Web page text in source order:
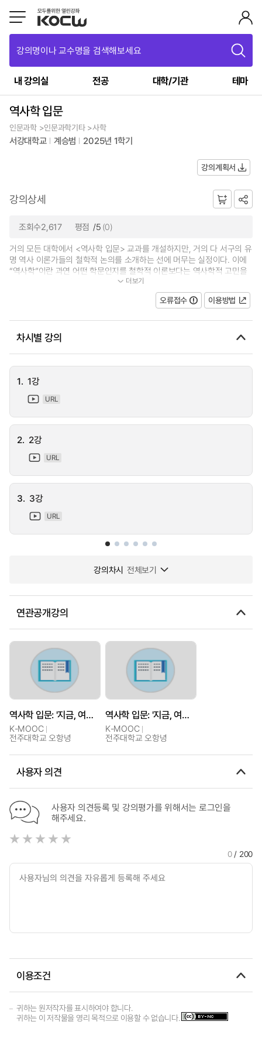
강의명이나 교수명을 검색해보세요
내 강의실 전공 대학/기관 테마
역사학 입문
인문과학 >인문과학기타 >사학
서강대학교 계승범 2025년 1학기
강의계획서
강의상세
조회수2,617 평점 /5 (0)
거의 모든 대학에서 <역사학 입문> 교과를 개설하지만, 거의 다 서구의 유
명 역사 이론가들의 철학적 논의를 소개하는 선에 머무는 실정이다. 이에
“역사학”이란 과연 어떤 학문인지를 철학적 이론보다는 역사학적 고민을
중심축으로 삼아 일상의 경험과 관...더보기
오류접수 이용방법
차시별 강의
1. 1강
URL
2. 2강
URL
3. 3강
URL
강의차시 전체보기
연관공개강의
역사학 입문: '지금, 여기'를 위한 역사 공부
K-MOOC
전주대학교 오항녕
역사학 입문: '지금, 여기'를 위한 역사 공부
K-MOOC
전주대학교 오항녕
사용자 의견
사용자 의견등록 및 강의평가를 위해서는 로그인을
해주세요.
0/ 200
이용조건
귀하는 원저작자를 표시하여야 합니다.
귀하는 이 저작물을 영리 목적으로 이용할 수 없습니다.